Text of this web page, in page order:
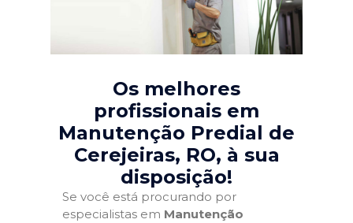
Os melhores
profissionais em
Manutenção Predial de
Cerejeiras, RO, à sua
disposição!
Se você está procurando por
especialistas em Manutenção